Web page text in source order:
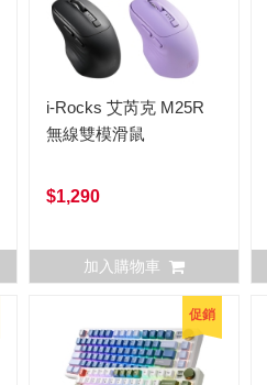
i-Rocks 艾芮克 M25R
無線雙模滑鼠
$1,290
加入購物車
促銷